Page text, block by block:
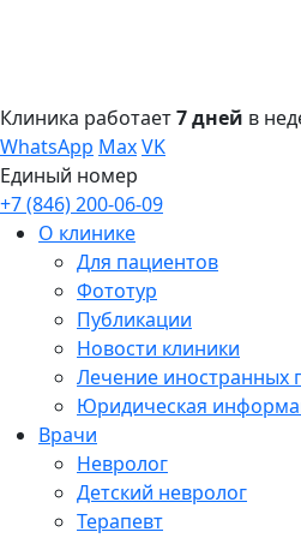
Клиника работает7 дней в
WhatsApp MaxVK
Единый номер
+7 (846) 200-06-09
О клинике
Для пациентов
Фототур
Публикации
Новости клиники
Лечение иностранных
Юридическая
Врачи
Невролог
Детский невролог
Терапевт